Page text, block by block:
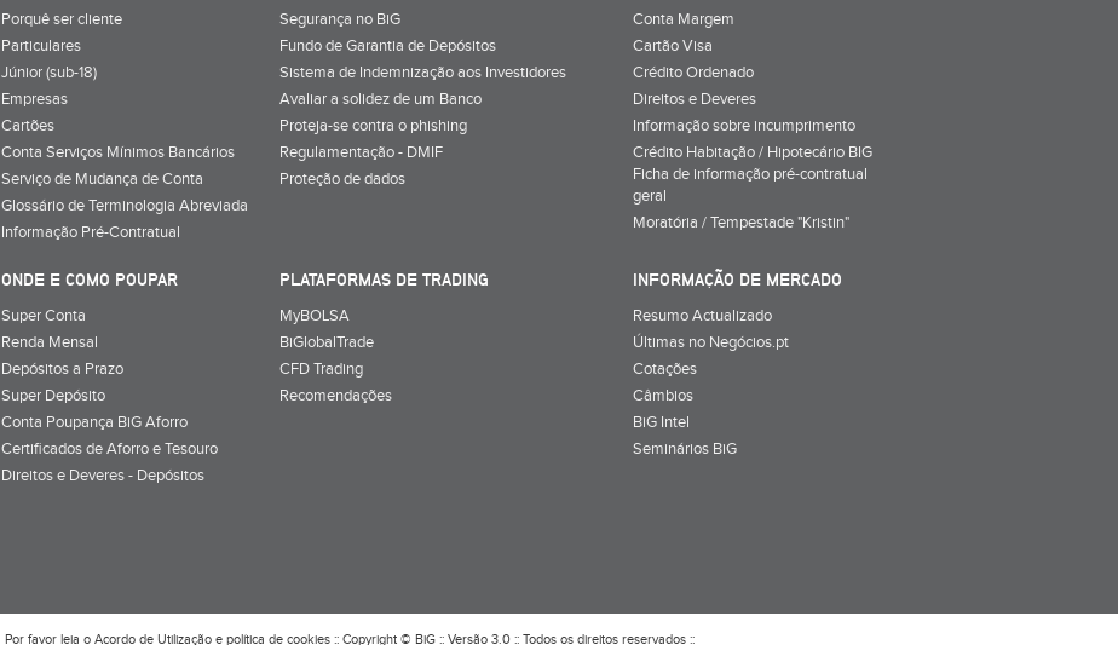
Porquê ser cliente
Particulares
Júnior (sub-18)
Empresas
Cartões
Conta Serviços Mínimos Bancários
Serviço de Mudança de Conta
Glossário de Terminologia Abreviada
Informação Pré-Contratual
Segurança no BiG
Fundo de Garantia de Depósitos
Sistema de Indemnização aos Investidores
Avaliar a solidez de um Banco
Proteja-se contra o phishing
Regulamentação - DMIF
Proteção de dados
Conta Margem
Cartão Visa
Crédito Ordenado
Direitos e Deveres
Informação sobre incumprimento
Crédito Habitação / Hipotecário BIG
Ficha de informação pré-contratual
geral
Moratória / Tempestade "Kristin"
ONDE E COMO POUPAR
Super Conta
Renda Mensal
Depósitos a Prazo
Super Depósito
Conta Poupança BiG Aforro
Certificados de Aforro e Tesouro
Direitos e Deveres - Depósitos
PLATAFORMAS DE TRADING
MyBOLSA
BiGlobalTrade
CFD Trading
Recomendações
INFORMAÇÃO DE MERCADO
Resumo Actualizado
Últimas no Negócios.pt
Cotações
Câmbios
BiG Intel
Seminários BiG
Por favor leia o Acordo de Utilizaçãoe política de cookies:: Copyright © BiG :: Versão 3.0 :: Todos os direitos reservados ::